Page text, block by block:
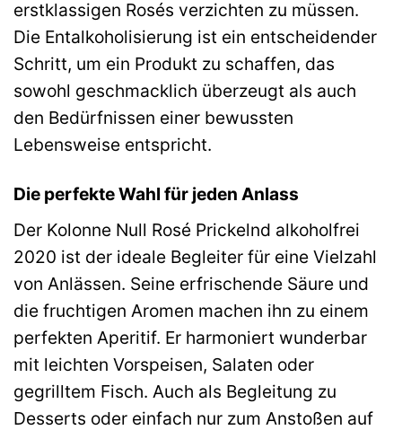
erstklassigen Rosés verzichten zu müssen.
Die Entalkoholisierung ist ein entscheidender
Schritt, um ein Produkt zu schaffen, das
sowohl geschmacklich überzeugt als auch
den Bedürfnissen einer bewussten
Lebensweise entspricht.
Die perfekte Wahl für jeden Anlass
Der Kolonne Null Rosé Prickelnd alkoholfrei
2020 ist der ideale Begleiter für eine Vielzahl
von Anlässen. Seine erfrischende Säure und
die fruchtigen Aromen machen ihn zu einem
perfekten Aperitif. Er harmoniert wunderbar
mit leichten Vorspeisen, Salaten oder
gegrilltem Fisch. Auch als Begleitung zu
Desserts oder einfach nur zum Anstoßen auf